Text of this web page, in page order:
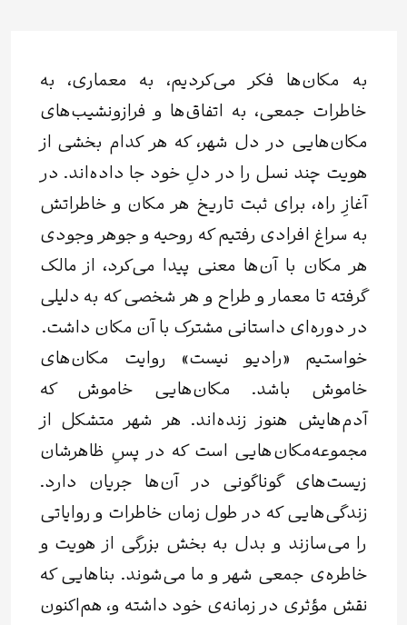
به مکان‌ها فکر می‌کردیم، به معماری، به
خاطرات جمعی، به اتفاق‌ها و فرازو‌نشیب‌های
مکان‌هایی در دل شهر، که هر کدام بخشی از
هویت چند نسل‌ را در دلِ خود جا داده‌اند. در
آغازِ راه، برای ثبت تاریخ هر مکان و خاطراتش
به سراغ افرادی رفتیم که روحیه و جوهر وجودی
هر مکان با آن‌‌ها معنی پیدا می‌کرد، از مالک
گرفته تا معمار و طراح و هر شخصی که به دلیلی
در دوره‌ای داستانی مشترک با آن مکان داشت.
خواستیم «رادیو نیست» روایت مکان‌های
خاموش باشد. مکان‌هایی خاموش که
آدم‌هایش هنوز زنده‌اند. هر شهر متشکل از
مجموعه‌‌مکان‌هایی ا‌ست که در پسِ ظاهرشان
زیست‌های گوناگونی در آن‌ها جریان دارد.
زندگی‌هایی که در طول زمان خاطرات و روایاتی
را می‌سازند و بدل به بخش بزرگی از هویت و
خاطره‌ی جمعی شهر و ما می‌شوند. بناهایی که
نقش مؤثری در زمانه‌ی خود داشته‌ و، هم‌اکنون